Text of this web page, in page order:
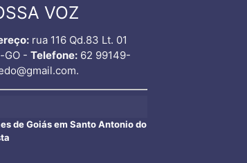
VOZ
rua 116 Qd.83 Lt. 01
GO - Telefone:62 99149-
de Goiás em Santo Antonio do